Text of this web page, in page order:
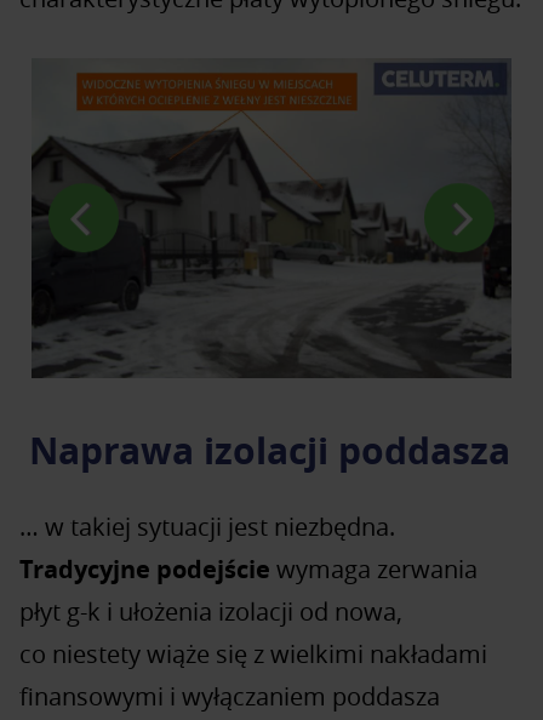
Naprawa izolacji poddasza
… w takiej sytuacji jest niezbędna.
Tradycyjne podejście wymaga zerwania
płyt g-k i ułożenia izolacji od nowa,
co niestety wiąże się z wielkimi nakładami
finansowymi i wyłączaniem poddasza